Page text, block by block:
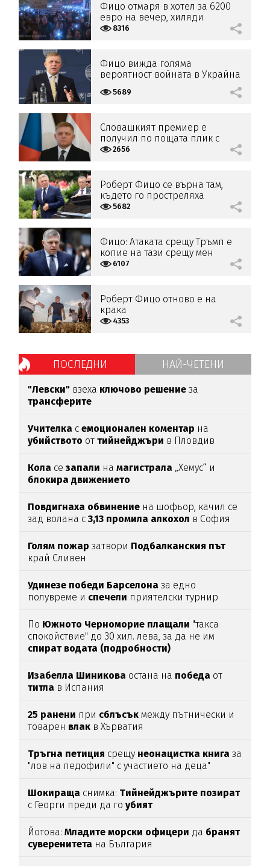
Фицо отмаря в хотел за 6200
евро на вечер, хиляди
протестират срещу него
8316
Фицо вижда голяма
вероятност войната в Украйна
5689
Словашкият премиер е
получил по пощата плик с
куршум
2656
Роберт Фицо се върна там,
където го простреляха
5682
Фицо: Атаката срещу Тръмп е
копие на тази срещу мен
6107
Роберт Фицо отново е на
крака
4353
ПОСЛЕДНИ НАЙ-ЧЕТЕНИ
"Левски" взеха ключово решение за
трансферите
Учителка семоционален коментар на
убийството оттийнейджъри в Пловдив
Кола сезапали намагистрала „Хемус“ и
блокира движението
Повдигнаха обвинение на шофьор, качил се
зад волана с3,13 промила алкохол в София
Голям пожар затвори Подбалканския път
край Сливен
Удинезе победи Барселона за едно
полувреме и спечели приятелски турнир
По Южното Черноморие плащали "такса
спокойствие" до 30 хил. лева, за да не им
спират водата (подробности)
Изабелла Шиникова остана на победа от
титла в Испания
25 ранени при сблъсък между пътнически и
товарен влак в Хърватия
Тръгна петиция срещу неонацистка книга за
"лов на педофили" с участието на деца"
Шокираща снимка: Тийнейджърите позират
с Георги преди да гоубият
Йотова:Младите морски офицери да бранят
суверенитета на България